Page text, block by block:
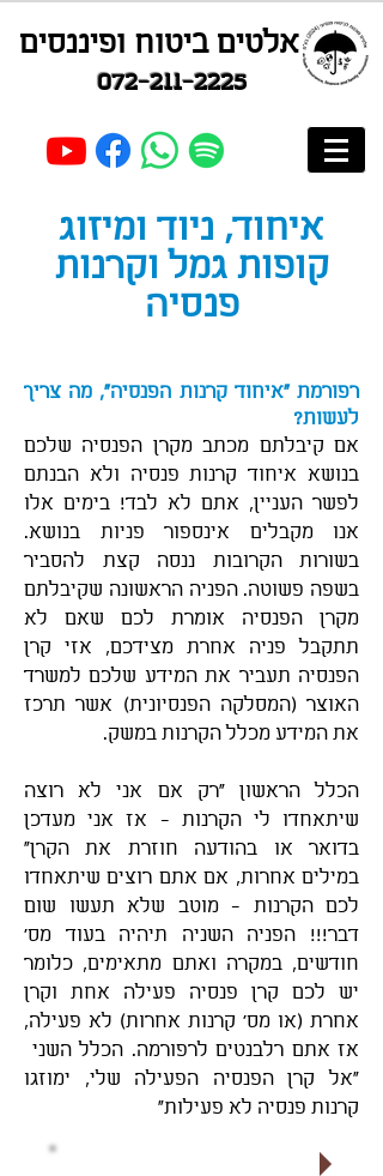
אלטים ביטוח ופיננסים
איחוד, ניוד ומיזוג
קופות גמל וקרנות
פנסיה
רפורמת "איחוד קרנות הפנסיה", מה צריך
לעשות?
אם קיבלתם מכתב מקרן הפנסיה שלכם
בנושא איחוד קרנות פנסיה ולא הבנתם
לפשר העניין, אתם לא לבד! בימים אלו
אנו מקבלים אינספור פניות בנושא.
בשורות הקרובות ננסה קצת להסביר
בשפה פשוטה. הפניה הראשונה שקיבלתם
מקרן הפנסיה אומרת לכם שאם לא
תתקבל פניה אחרת מצידכם, אזי קרן
הפנסיה תעביר את המידע שלכם למשרד
האוצר (המסלקה הפנסיונית) אשר תרכז
את המידע מכלל הקרנות במשק.
הכלל הראשון "רק אם אני לא רוצה
שיתאחדו לי הקרנות - אז אני מעדכן
בדואר או בהודעה חוזרת את הקרן"
במילים אחרות, אם אתם רוצים שיתאחדו
לכם הקרנות - מוטב שלא תעשו שום
דבר!!! הפניה השניה תיהיה בעוד מס'
חודשים, במקרה ואתם מתאימים, כלומר
יש לכם קרן פנסיה פעילה אחת וקרן
אחרת (או מס' קרנות אחרות) לא פעילה,
אז אתם רלבנטים לרפורמה. הכלל השני
"אל קרן הפנסיה הפעילה שלי, ימוזגו
קרנות פנסיה לא פעילות"